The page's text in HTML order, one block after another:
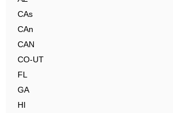
CAs
CAn
CAN
CO-UT
FL
GA
HI